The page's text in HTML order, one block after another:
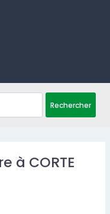
Rechercher
à CORTE